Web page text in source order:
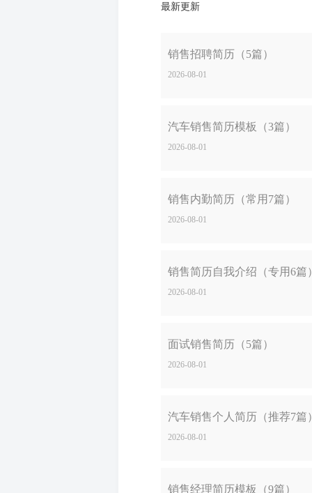
最新更新
销售招聘简历（5篇）
2026-08-01
汽车销售简历模板（3篇）
2026-08-01
销售内勤简历（常用7篇）
2026-08-01
销售简历自我介绍（专用6篇
2026-08-01
面试销售简历（5篇）
2026-08-01
汽车销售个人简历（推荐7篇
2026-08-01
销售经理简历模板（9篇）